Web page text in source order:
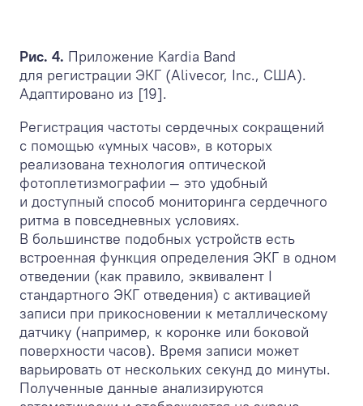
Рис. 4. Приложение Kardia Band
для регистрации ЭКГ (Alivecor, Inc., США).
Адаптировано из [19].
Регистрация частоты сердечных сокращений
с помощью «умных часов», в которых
реализована технология оптической
фотоплетизмографии — это удобный
и доступный способ мониторинга сердечного
ритма в повседневных условиях.
В большинстве подобных устройств есть
встроенная функция определения ЭКГ в одном
отведении (как правило, эквивалент I
стандартного ЭКГ отведения) с активацией
записи при прикосновении к металлическому
датчику (например, к коронке или боковой
поверхности часов). Время записи может
варьировать от нескольких секунд до минуты.
Полученные данные анализируются